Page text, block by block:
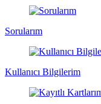
Sorularım
Kullanıcı Bilgilerim